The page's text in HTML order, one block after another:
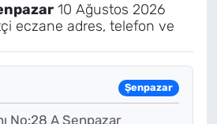
10 Ağustos 2026
eczane adres, telefon ve
Şenpazar
No:28 A Şenpazar